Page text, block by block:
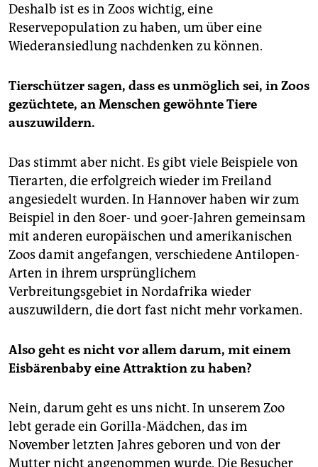
Deshalb ist es in Zoos wichtig, eine
Reservepopulation zu haben, um über eine
Wiederansiedlung nachdenken zu können.
Tierschützer sagen, dass es unmöglich sei, in Zoos
gezüchtete, an Menschen gewöhnte Tiere
auszuwildern.
Das stimmt aber nicht. Es gibt viele Beispiele von
Tierarten, die erfolgreich wieder im Freiland
angesiedelt wurden. In Hannover haben wir zum
Beispiel in den 80er- und 90er-Jahren gemeinsam
mit anderen europäischen und amerikanischen
Zoos damit angefangen, verschiedene Antilopen-
Arten in ihrem ursprünglichem
Verbreitungsgebiet in Nordafrika wieder
auszuwildern, die dort fast nicht mehr vorkamen.
Also geht es nicht vor allem darum, mit einem
Eisbärenbaby eine Attraktion zu haben?
Nein, darum geht es uns nicht. In unserem Zoo
lebt gerade ein Gorilla-Mädchen, das im
November letzten Jahres geboren und von der
Mutter nicht angenommen wurde. Die Besucher